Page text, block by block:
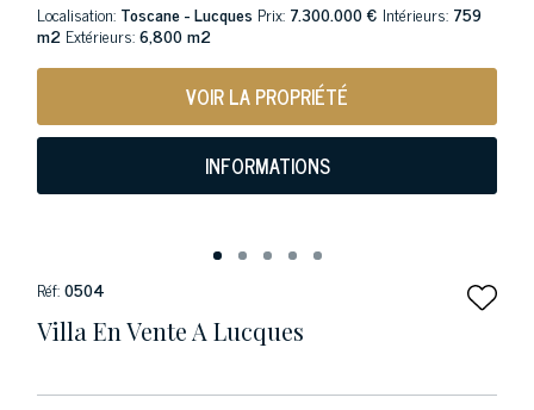
Localisation: Toscane - Lucques Prix: 7.300.000 € Intérieurs: 759
m2 Extérieurs:6,800 m2
VOIR LA PROPRIÉTÉ
INFORMATIONS
Réf:0504
Villa En Vente A Lucques